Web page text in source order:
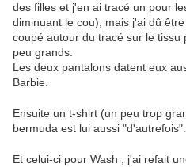
des filles et j'en ai tracé un pour
diminuant le cou), mais j'ai dû
coupé autour du tracé sur le tissu
peu grands.
Les deux pantalons datent eux
Barbie.
Ensuite un t-shirt (un peu trop
bermuda est lui aussi "d'autrefois".
Et celui-ci pour Wash ; j'ai refait